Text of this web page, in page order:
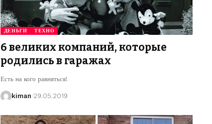
ДЕНЬГИ ТЕХНО
6 великих компаний, которые
родились в гаражах
Есть на кого равняться!
kiman 29.05.2019